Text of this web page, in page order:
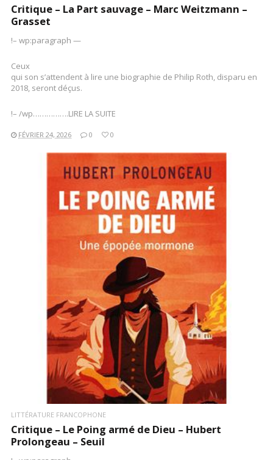
Critique – La Part sauvage – Marc Weitzmann –
Grasset
!– wp:paragraph —
Ceux
qui son s’attendent à lire une biographie de Philip Roth, disparu en
2018, seront déçus.
!– /wp…………….LIRE LA SUITE
FÉVRIER 24, 2026 0 0
LIRE LA SUITE
LITTÉRATURE FRANCOPHONE
Critique – Le Poing armé de Dieu – Hubert
Prolongeau – Seuil